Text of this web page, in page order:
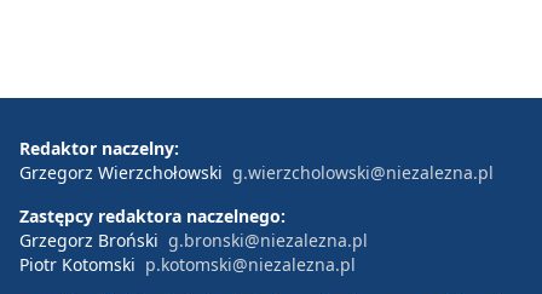
Redaktor naczelny:
Grzegorz Wierzchołowski g.wierzcholowski@niezalezna.pl
Zastępcy redaktora naczelnego:
Grzegorz Broński g.bronski@niezalezna.pl
Piotr Kotomski p.kotomski@niezalezna.pl